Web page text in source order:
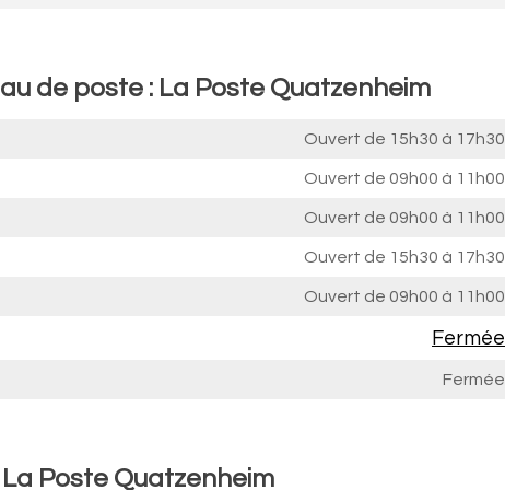
de poste : La Poste Quatzenheim
Ouvert de 15h30 à 17h30
Ouvert de 09h00 à 11h00
Ouvert de 09h00 à 11h00
Ouvert de 15h30 à 17h30
Ouvert de 09h00 à 11h00
Fermée
Fermée
Poste Quatzenheim